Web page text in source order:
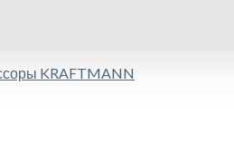
KRAFTMANN